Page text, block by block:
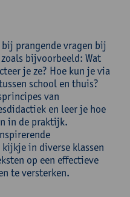
prangende vragen bij
bijvoorbeeld: Wat
je ze? Hoe kun je via
school en thuis?
van
en leer je hoe
in de praktijk.
in diverse klassen
op een effectieve
te versterken.